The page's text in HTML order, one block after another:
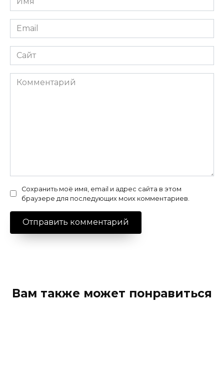
*
Email
*
Сайт
Комментарий
Сохранить моё имя, email и адрес сайта в этом
браузере для последующих моих комментариев.
Вам также может понравиться